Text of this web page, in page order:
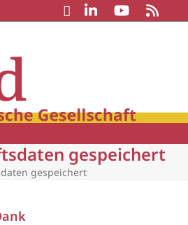
gespeichert
gespeichert